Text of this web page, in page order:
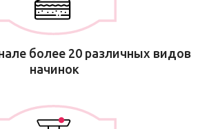
более 20 различных видов
начинок